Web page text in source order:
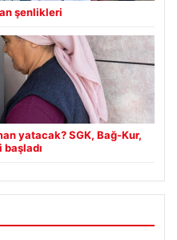
şenlikleri
yatacak? SGK, Bağ-Kur,
başladı